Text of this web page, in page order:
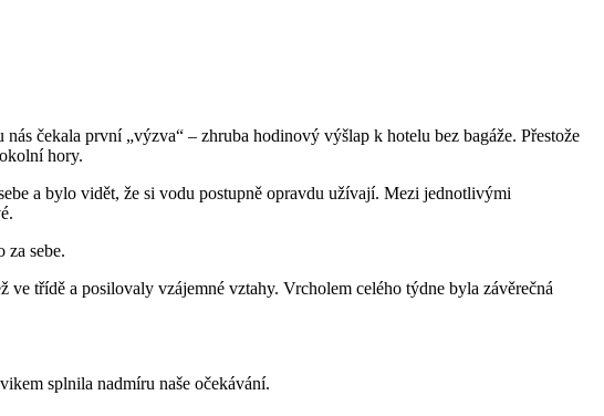
čekala první „výzva“ – zhruba hodinový výšlap k hotelu bez bagáže. Přestože
hory.
a bylo vidět, že si vodu postupně opravdu užívají. Mezi jednotlivými
za sebe.
třídě a posilovaly vzájemné vztahy. Vrcholem celého týdne byla závěrečná
splnila nadmíru naše očekávání.